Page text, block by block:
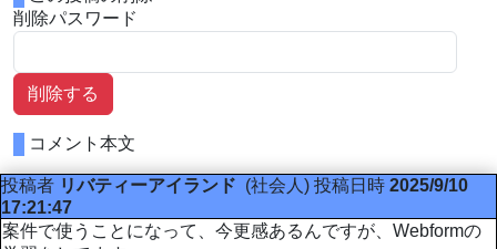
削除パスワード
削除する
コメント本文
投稿者 リバティーアイランド (社会人) 投稿日時 2025/9/10
17:21:47
案件で使うことになって、今更感あるんですが、Webformの